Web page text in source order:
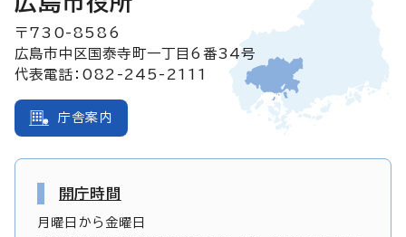
〒730-8586
広島市中区国泰寺町一丁目6番34号
代表電話：082-245-2111
庁舎案内
開庁時間
月曜日から金曜日